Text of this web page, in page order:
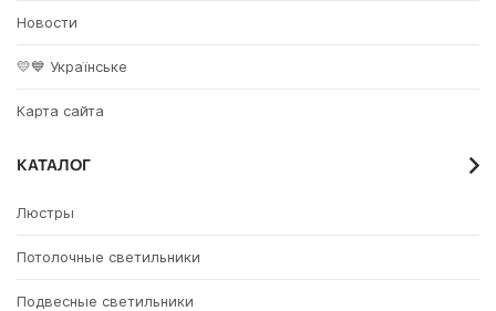
Новости
💛💙 Українське
Карта сайта
КАТАЛОГ
Люстры
Потолочные светильники
Подвесные светильники